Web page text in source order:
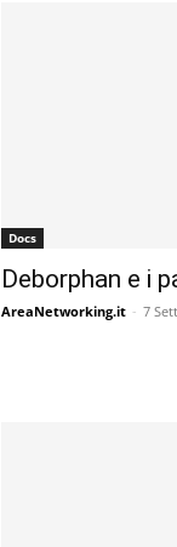
Docs
Deborphan e i
AreaNetworking.it - 7